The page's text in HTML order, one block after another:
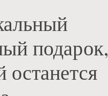
подарок,
останется